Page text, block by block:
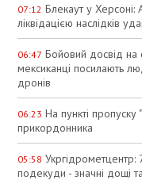
07:12 Блекаут у Херсоні:
ліквідацією наслідків
06:47 Бойовий досвід на
мексиканці посилають
дронів
06:23 На пункті пропуску
прикордонника
05:58
подекуди - значні дощі